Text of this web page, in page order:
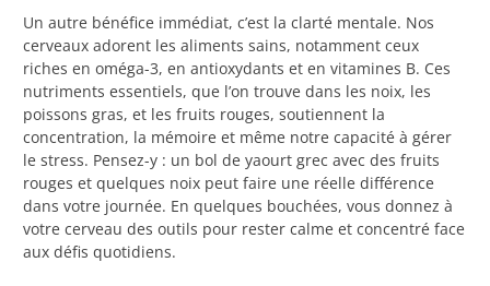
Un autre bénéfice immédiat, c’est la clarté mentale. Nos
cerveaux adorent les aliments sains, notamment ceux
riches en oméga-3, en antioxydants et en vitamines B. Ces
nutriments essentiels, que l’on trouve dans les noix, les
poissons gras, et les fruits rouges, soutiennent la
concentration, la mémoire et même notre capacité à gérer
le stress. Pensez-y : un bol de yaourt grec avec des fruits
rouges et quelques noix peut faire une réelle différence
dans votre journée. En quelques bouchées, vous donnez à
votre cerveau des outils pour rester calme et concentré face
aux défis quotidiens.